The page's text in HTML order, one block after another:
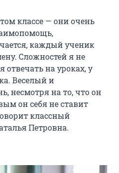
классе — они очень
каждый ученик
Сложностей я не
отвечать на уроках, у
Веселый и
несмотря на то, что он
он себя не ставит
классный
Петровна.